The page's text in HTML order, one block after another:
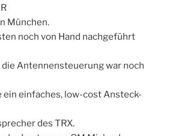
München.
noch von Hand nachgeführt
Antennensteuerung war noch
einfaches, low-cost Ansteck-
des TRX.